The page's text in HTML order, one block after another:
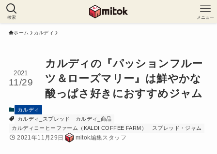
検索 メニュー
ホーム カルディ
カルディの『パッションフルー
ツ＆ローズマリー』は鮮やかな
酸っぱさ好きにおすすめジャム
2021
11/29
カルディ
カルディ_スプレッド
カルディ_商品
カルディコーヒーファーム（KALDI COFFEE FARM）
スプレッド・ジャム
2021年11月29日 mitok編集スタッフ